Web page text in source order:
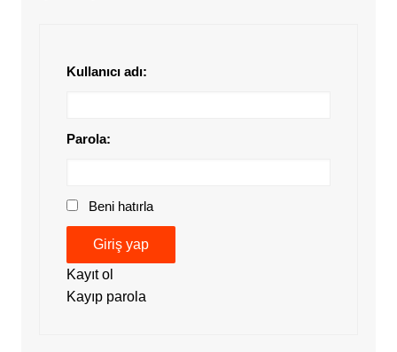
Kullanıcı adı:
Parola:
Beni hatırla
Giriş yap
Kayıt ol
Kayıp parola